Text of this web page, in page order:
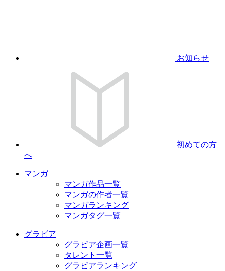
お知らせ
初めての方
へ
マンガ
マンガ作品一覧
マンガの作者一覧
マンガランキング
マンガタグ一覧
グラビア
グラビア企画一覧
タレント一覧
グラビアランキング